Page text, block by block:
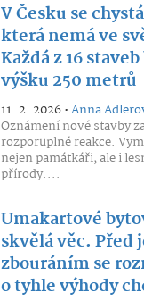
V Česku se
která nemá ve
Každá z 16
výšku 250 metrů
11. 2. 2026 •Anna
Oznámení nové stavby
rozporuplné reakce.
nejen památkáři, ale i
přírody....
Umakartové
skvělá věc. Před
zbouráním se
o tyhle výhody